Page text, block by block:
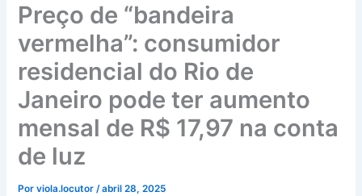
Preço de “bandeira
vermelha”: consumidor
residencial do Rio de
Janeiro pode ter aumento
mensal de R$ 17,97 na conta
de luz
Porviola.locutor/abril 28, 2025